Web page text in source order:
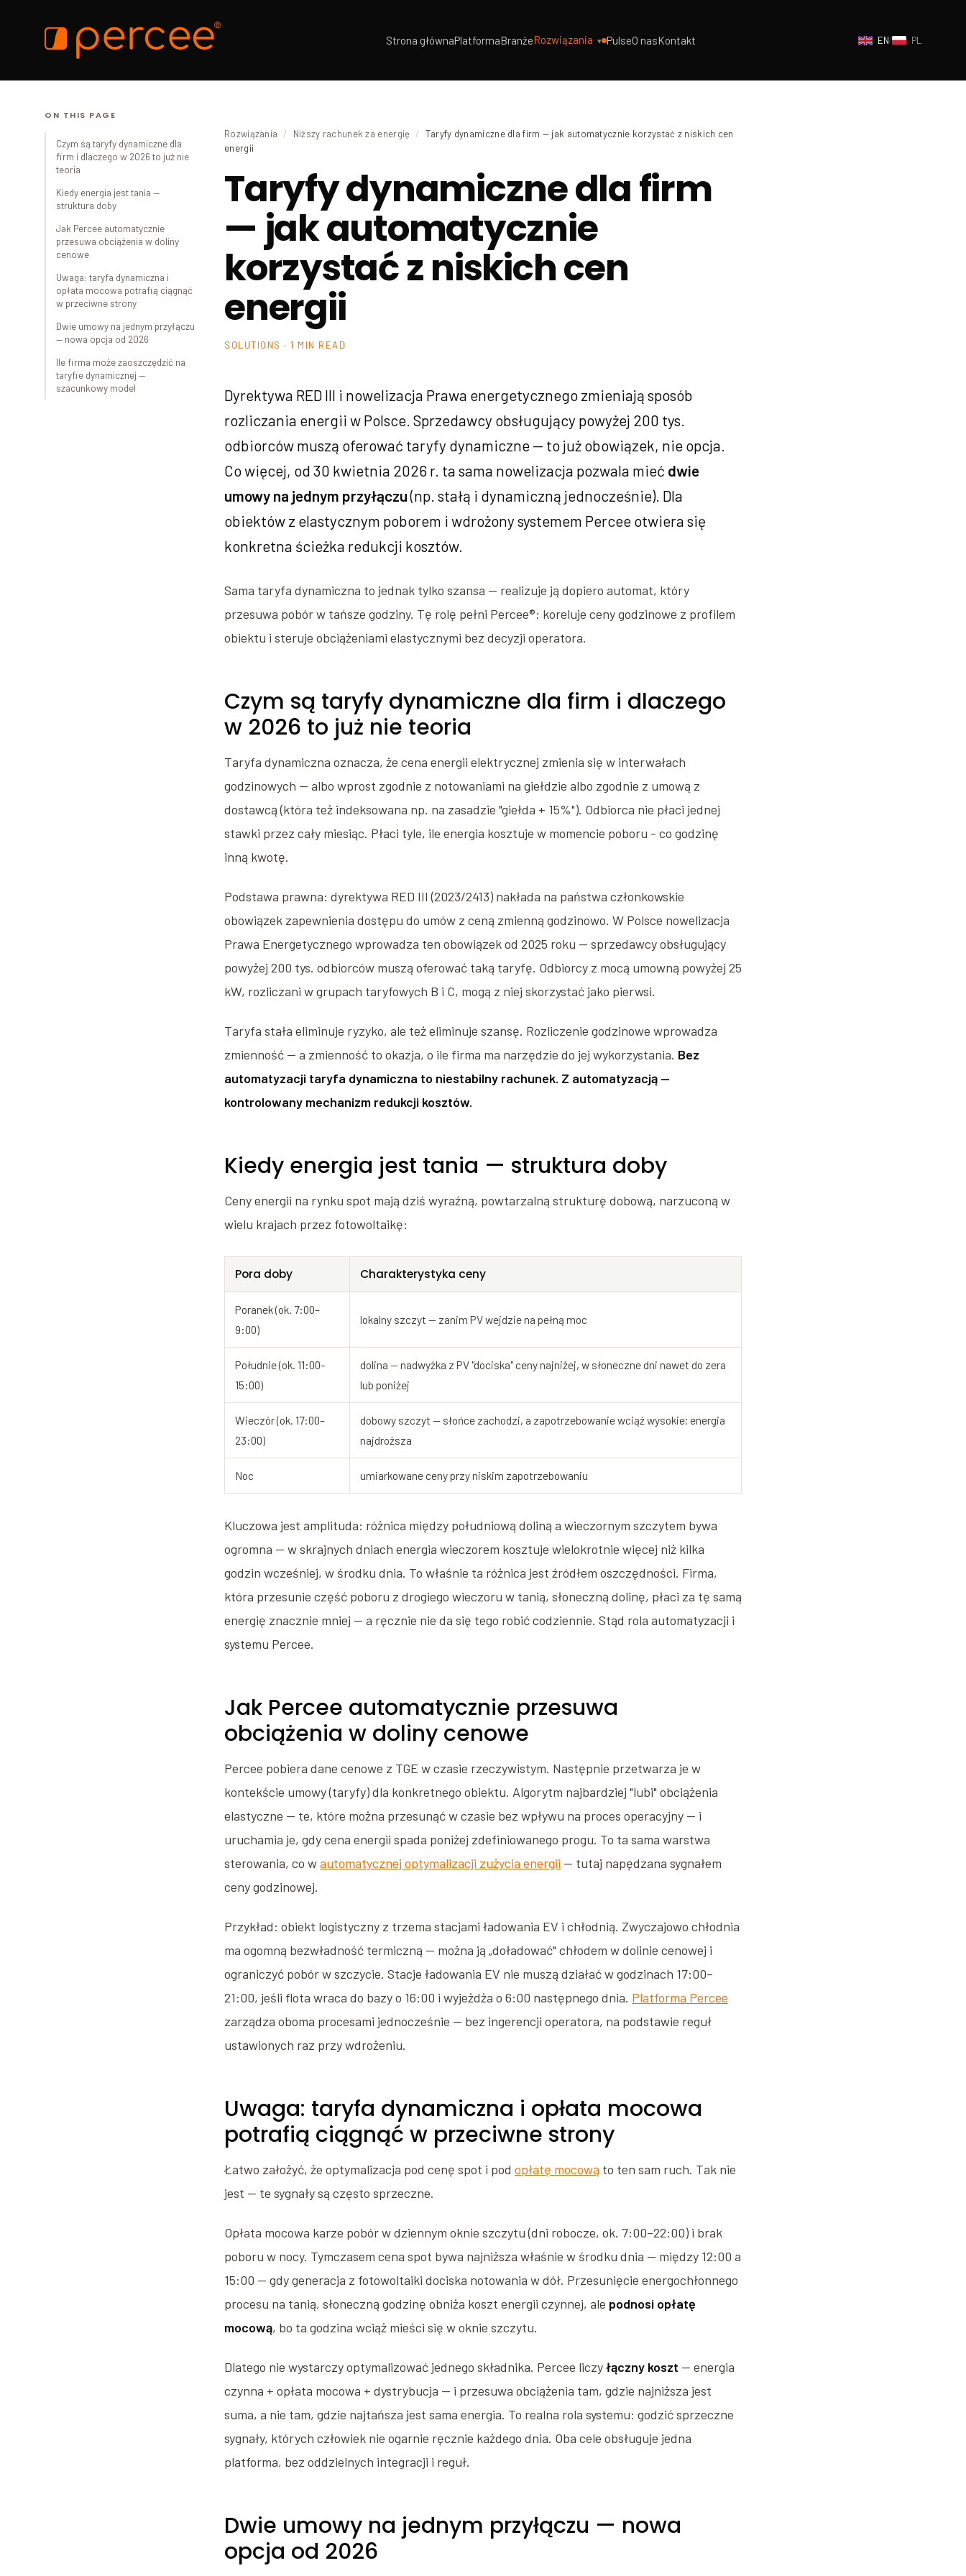
Strona głównaPlatformaBranżeRozwiązania PulseO nasKontakt EN/ PL
Rozwiązania / Niższy rachunek za energię /
Taryfy dynamiczne dla firm — jak automatycznie korzystać z niskich cen
energii
Taryfy dynamiczne dla firm
— jak automatycznie
korzystać z niskich cen
energii
SOLUTIONS · 1 MIN READ
ON THIS PAGE
Czym są taryfy dynamiczne dla
firm i dlaczego w 2026 to już nie
teoria
Kiedy energia jest tania —
struktura doby
Jak Percee automatycznie
przesuwa obciążenia w doliny
cenowe
Uwaga: taryfa dynamiczna i
opłata mocowa potrafią ciągnąć
w przeciwne strony
Dwie umowy na jednym przyłączu
— nowa opcja od 2026
Ile firma może zaoszczędzić na
taryfie dynamicznej —
szacunkowy model
Dyrektywa RED III i nowelizacja Prawa energetycznego zmieniają sposób
rozliczania energii w Polsce. Sprzedawcy obsługujący powyżej 200 tys.
odbiorców muszą oferować taryfy dynamiczne — to już obowiązek, nie opcja.
Co więcej, od 30 kwietnia 2026 r. ta sama nowelizacja pozwala mieć dwie
umowy na jednym przyłączu(np. stałą i dynamiczną jednocześnie). Dla
obiektów z elastycznym poborem i wdrożony systemem Percee otwiera się
konkretna ścieżka redukcji kosztów.
Sama taryfa dynamiczna to jednak tylko szansa — realizuje ją dopiero automat, który
przesuwa pobór w tańsze godziny. Tę rolę pełni Percee®: koreluje ceny godzinowe z profilem
obiektu i steruje obciążeniami elastycznymi bez decyzji operatora.
Czym są taryfy dynamiczne dla firm i dlaczego
w 2026 to już nie teoria
Taryfa dynamiczna oznacza, że cena energii elektrycznej zmienia się w interwałach
godzinowych — albo wprost zgodnie z notowaniami na giełdzie albo zgodnie z umową z
dostawcą (która też indeksowana np. na zasadzie "giełda + 15%"). Odbiorca nie płaci jednej
stawki przez cały miesiąc. Płaci tyle, ile energia kosztuje w momencie poboru - co godzinę
inną kwotę.
Podstawa prawna: dyrektywa RED III (2023/2413) nakłada na państwa członkowskie
obowiązek zapewnienia dostępu do umów z ceną zmienną godzinowo. W Polsce nowelizacja
Prawa Energetycznego wprowadza ten obowiązek od 2025 roku — sprzedawcy obsługujący
powyżej 200 tys. odbiorców muszą oferować taką taryfę. Odbiorcy z mocą umowną powyżej 25
kW, rozliczani w grupach taryfowych B i C, mogą z niej skorzystać jako pierwsi.
Taryfa stała eliminuje ryzyko, ale też eliminuje szansę. Rozliczenie godzinowe wprowadza
zmienność — a zmienność to okazja, o ile firma ma narzędzie do jej wykorzystania. Bez
automatyzacji taryfa dynamiczna to niestabilny rachunek. Z automatyzacją —
kontrolowany mechanizm redukcji kosztów.
Kiedy energia jest tania — struktura doby
Ceny energii na rynku spot mają dziś wyraźną, powtarzalną strukturę dobową, narzuconą w
wielu krajach przez fotowoltaikę:
Pora doby Charakterystyka ceny
Poranek (ok. 7:00–
9:00)
lokalny szczyt — zanim PV wejdzie na pełną moc
Południe (ok. 11:00–
15:00)
dolina — nadwyżka z PV "dociska" ceny najniżej, w słoneczne dni nawet do zera
lub poniżej
Wieczór (ok. 17:00–
23:00)
dobowy szczyt — słońce zachodzi, a zapotrzebowanie wciąż wysokie; energia
najdroższa
Noc umiarkowane ceny przy niskim zapotrzebowaniu
Kluczowa jest amplituda: różnica między południową doliną a wieczornym szczytem bywa
ogromna — w skrajnych dniach energia wieczorem kosztuje wielokrotnie więcej niż kilka
godzin wcześniej, w środku dnia. To właśnie ta różnica jest źródłem oszczędności. Firma,
która przesunie część poboru z drogiego wieczoru w tanią, słoneczną dolinę, płaci za tę samą
energię znacznie mniej — a ręcznie nie da się tego robić codziennie. Stąd rola automatyzacji i
systemu Percee.
Jak Percee automatycznie przesuwa
obciążenia w doliny cenowe
Percee pobiera dane cenowe z TGE w czasie rzeczywistym. Następnie przetwarza je w
kontekście umowy (taryfy) dla konkretnego obiektu. Algorytm najbardziej "lubi" obciążenia
elastyczne — te, które można przesunąć w czasie bez wpływu na proces operacyjny — i
uruchamia je, gdy cena energii spada poniżej zdefiniowanego progu. To ta sama warstwa
sterowania, co wautomatycznej optymalizacji zużycia energii — tutaj napędzana sygnałem
ceny godzinowej.
Przykład: obiekt logistyczny z trzema stacjami ładowania EV i chłodnią. Zwyczajowo chłodnia
ma ogomną bezwładność termiczną — można ją „doładować" chłodem w dolinie cenowej i
ograniczyć pobór w szczycie. Stacje ładowania EV nie muszą działać w godzinach 17:00–
21:00, jeśli flota wraca do bazy o 16:00 i wyjeżdża o 6:00 następnego dnia. Platforma Percee
zarządza oboma procesami jednocześnie — bez ingerencji operatora, na podstawie reguł
ustawionych raz przy wdrożeniu.
Uwaga: taryfa dynamiczna i opłata mocowa
potrafią ciągnąć w przeciwne strony
Łatwo założyć, że optymalizacja pod cenę spot i pod opłatę mocową to ten sam ruch. Tak nie
jest — te sygnały są często sprzeczne.
Opłata mocowa karze pobór w dziennym oknie szczytu (dni robocze, ok. 7:00–22:00) i brak
poboru w nocy. Tymczasem cena spot bywa najniższa właśnie w środku dnia — między 12:00 a
15:00 — gdy generacja z fotowoltaiki dociska notowania w dół. Przesunięcie energochłonnego
procesu na tanią, słoneczną godzinę obniża koszt energii czynnej, ale podnosi opłatę
mocową, bo ta godzina wciąż mieści się w oknie szczytu.
Dlatego nie wystarczy optymalizować jednego składnika. Percee liczyłączny koszt — energia
czynna + opłata mocowa + dystrybucja — i przesuwa obciążenia tam, gdzie najniższa jest
suma, a nie tam, gdzie najtańsza jest sama energia. To realna rola systemu: godzić sprzeczne
sygnały, których człowiek nie ogarnie ręcznie każdego dnia. Oba cele obsługuje jedna
platforma, bez oddzielnych integracji i reguł.
Dwie umowy na jednym przyłączu — nowa
opcja od 2026